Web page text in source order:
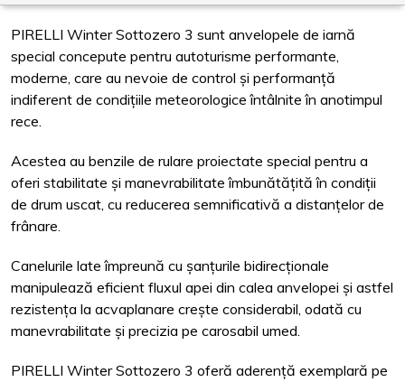
PIRELLI Winter Sottozero 3 sunt anvelopele de iarnă
special concepute pentru autoturisme performante,
moderne, care au nevoie de control și performanță
indiferent de condițiile meteorologice întâlnite în anotimpul
rece.
Acestea au benzile de rulare proiectate special pentru a
oferi stabilitate și manevrabilitate îmbunătățită în condiții
de drum uscat, cu reducerea semnificativă a distanțelor de
frânare.
Canelurile late împreună cu șanțurile bidirecționale
manipulează eficient fluxul apei din calea anvelopei și astfel
rezistența la acvaplanare crește considerabil, odată cu
manevrabilitate și precizia pe carosabil umed.
PIRELLI Winter Sottozero 3 oferă aderență exemplară pe